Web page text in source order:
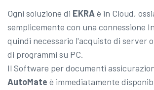
Ogni soluzione di EKRAè in Cloud,
semplicemente con una connessione
quindi necessario l'acquisto di server
di programmi su PC.
Il Software per documenti
AutoMate è immediatamente